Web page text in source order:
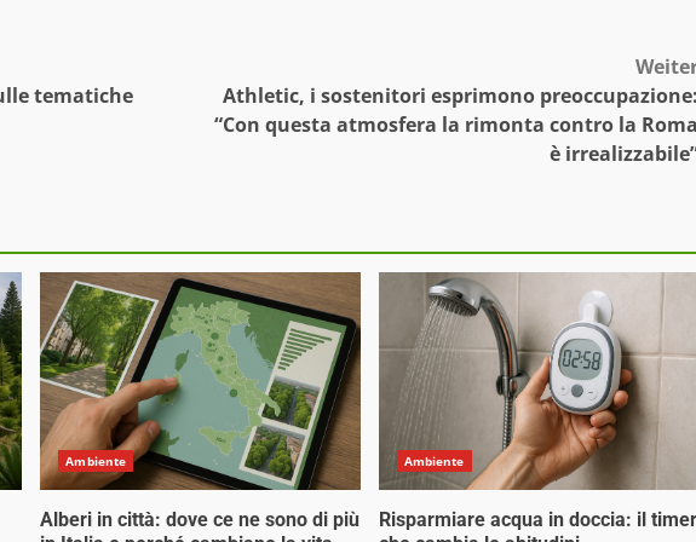
tematiche
Athletic, i sostenitori esprimono preoccupazione:
“Con questa atmosfera la rimonta contro la Roma
è
Ambiente
Alberi in città: dove ce ne sono di più
Ambiente
Risparmiare acqua in doccia: il timer